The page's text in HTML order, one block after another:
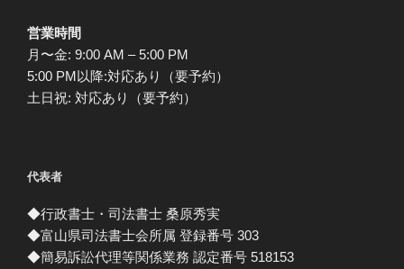
営業時間
月〜金: 9:00 AM – 5:00 PM
5:00 PM以降:対応あり（要予約）
土日祝: 対応あり（要予約）
代表者
◆行政書士・司法書士 桑原秀実
◆富山県司法書士会所属 登録番号 303
◆簡易訴訟代理等関係業務 認定番号 518153